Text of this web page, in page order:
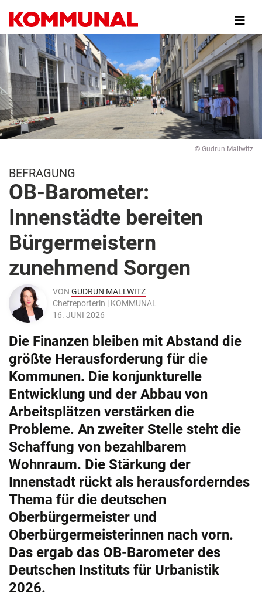
zum
Inhalt
© Gudrun Mallwitz
BEFRAGUNG
OB-Barometer:
Innenstädte bereiten
Bürgermeistern
zunehmend Sorgen
VON GUDRUN MALLWITZ
Chefreporterin | KOMMUNAL
16. JUNI 2026
Die Finanzen bleiben mit Abstand die
größte Herausforderung für die
Kommunen. Die konjunkturelle
Entwicklung und der Abbau von
Arbeitsplätzen verstärken die
Probleme. An zweiter Stelle steht die
Schaffung von bezahlbarem
Wohnraum. Die Stärkung der
Innenstadt rückt als herausforderndes
Thema für die deutschen
Oberbürgermeister und
Oberbürgermeisterinnen nach vorn.
Das ergab das OB-Barometer des
Deutschen Instituts für Urbanistik
2026.